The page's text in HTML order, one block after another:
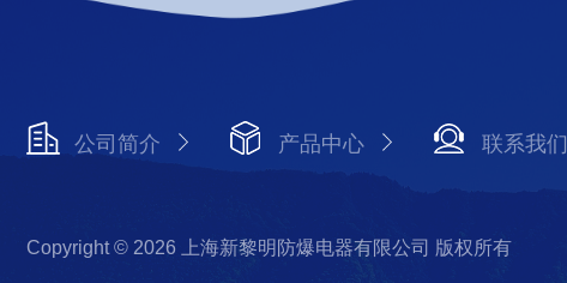
公司简介 产品中心 联系我们
Copyright © 2026 上海新黎明防爆电器有限公司 版权所有